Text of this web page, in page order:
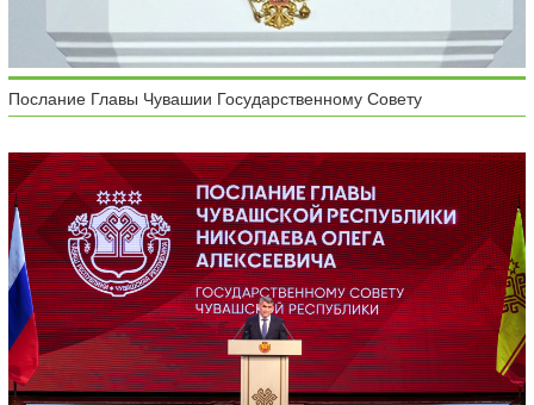
Послание Главы Чувашии Государственному Совету